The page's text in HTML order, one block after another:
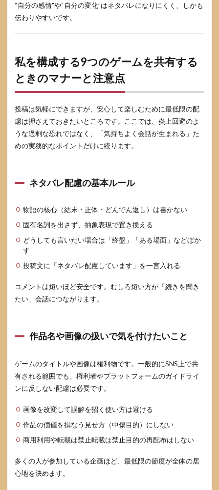
“自分の感情”や“自分の変化”はネタバレになりにくく、しかも
伝わりやすいです。
私を構成する9つのゲームを共有する
ときのマナーと注意点
投稿は気軽にできますが、安心して楽しむために最低限の配
慮は押さえておきたいところです。ここでは、炎上回避のよ
うな過剰な恐れではなく、「気持ちよく会話が生まれる」た
めの実務的なポイントだけに絞ります。
ネタバレ配慮の基本ルール
物語の核心（結末・正体・どんでん返し）は書かない
固有名詞を出さず、抽象表現で置き換える
どうしても言いたい場合は「終盤」「ある場面」などぼか
す
投稿文に「ネタバレ配慮しています」を一言入れる
コメントは短いほど安全です。むしろ短い方が「続きを聞き
たい」会話につながります。
作品名や画像の扱いで気を付けたいこと
ゲームのタイトルや画像は権利物です。一般的にSNS上で共
有される範囲でも、権利者やプラットフォームのガイドライ
ンに反しない配慮は必要です。
画像を改変して誤解を招く使い方は避ける
作品の価値を損なう見せ方（中傷目的）にしない
商用利用や転載は禁止転載は禁止目的の再配布はしない
多くの人が参加している企画ほど、最低限の節度が全体の居
心地を決めます。